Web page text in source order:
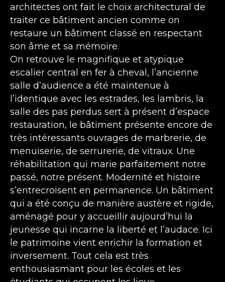
architectes ont fait le choix architectural de
traiter ce bâtiment ancien comme on
restaure un bâtiment classé en respectant
son âme et sa mémoire.
On retrouve le magnifique et atypique
escalier central en fer à cheval, l’ancienne
salle d’audience a été maintenue à
l’identique avec les estrades, les lambris, la
salle des pas perdus sert à présent d’espace
restauration, le bâtiment présente encore de
très intéressants ouvrages de marbrerie, de
menuiserie, de serrurerie, de vitraux. Une
réhabilitation qui marie parfaitement notre
passé, notre présent. Modernité et histoire
s’entrecroisent en permanence. Un bâtiment
qui a été conçu de manière austère et rigide,
aménagé pour y accueillir aujourd’hui la
jeunesse qui incarne la liberté et l’audace. Ici
le patrimoine vient enrichir la formation et
inversement. Tout cela est très
enthousiasmant pour les écoles et les